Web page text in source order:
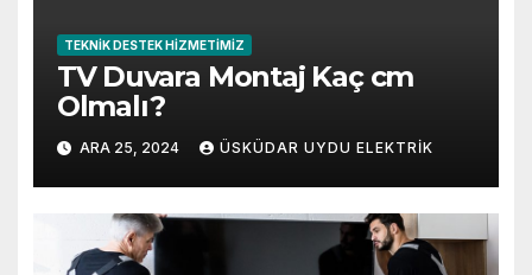
TEKNIK DESTEK HIZMETIMIZ
TV Duvara Montaj Kaç cm
Olmalı?
ARA 25, 2024 ÜSKÜDAR UYDU ELEKTRIK